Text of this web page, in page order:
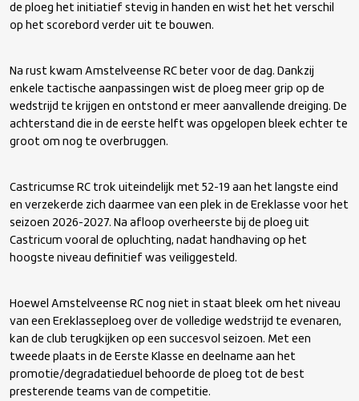
de ploeg het initiatief stevig in handen en wist het het verschil
op het scorebord verder uit te bouwen.
Na rust kwam Amstelveense RC beter voor de dag. Dankzij
enkele tactische aanpassingen wist de ploeg meer grip op de
wedstrijd te krijgen en ontstond er meer aanvallende dreiging. De
achterstand die in de eerste helft was opgelopen bleek echter te
groot om nog te overbruggen.
Castricumse RC trok uiteindelijk met 52-19 aan het langste eind
en verzekerde zich daarmee van een plek in de Ereklasse voor het
seizoen 2026-2027. Na afloop overheerste bij de ploeg uit
Castricum vooral de opluchting, nadat handhaving op het
hoogste niveau definitief was veiliggesteld.
Hoewel Amstelveense RC nog niet in staat bleek om het niveau
van een Ereklasseploeg over de volledige wedstrijd te evenaren,
kan de club terugkijken op een succesvol seizoen. Met een
tweede plaats in de Eerste Klasse en deelname aan het
promotie/degradatieduel behoorde de ploeg tot de best
presterende teams van de competitie.